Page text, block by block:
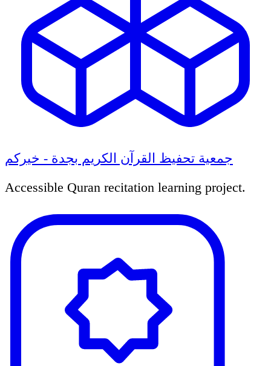
جمعية تحفيظ القرآن الكريم بجدة - خيركم
Accessible Quran recitation learning project.